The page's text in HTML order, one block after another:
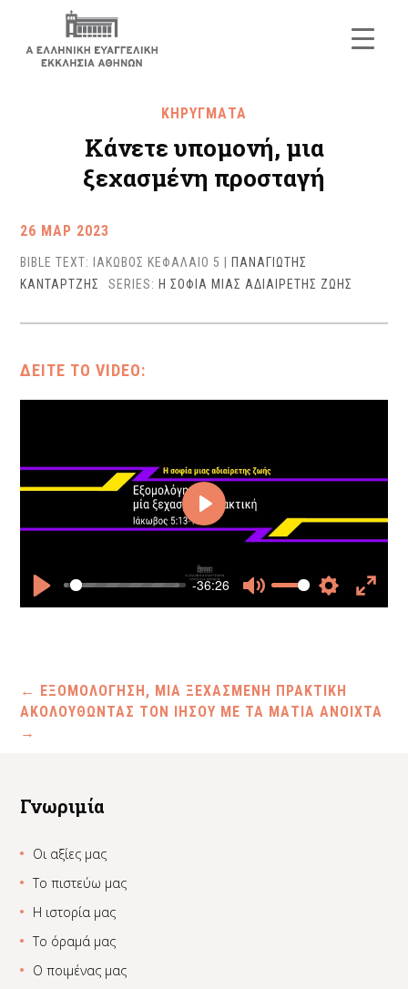
ΚΗΡΥΓΜΑΤΑ
Κάνετε υπομονή, μια
ξεχασμένη προσταγή
26 ΜΑΡ 2023
BIBLE TEXT: ΙΑΚΩΒΟΣ ΚΕΦΑΛΑΙΟ 5
ΠΑΝΑΓΙΩΤΗΣ
ΚΑΝΤΑΡΤΖΗΣ
SERIES: Η ΣΟΦΙΑ ΜΙΑΣ ΑΔΙΑΙΡΕΤΗΣ ΖΩΗΣ
Play
-36:26
Mute
SettingsEnter
Play
← ΕΞΟΜΟΛΟΓΗΣΗ, ΜΙΑ ΞΕΧΑΣΜΕΝΗ ΠΡΑΚΤΙΚΗ
ΑΚΟΛΟΥΘΩΝΤΑΣ ΤΟΝ ΙΗΣΟΥ ΜΕ ΤΑ ΜΑΤΙΑ ΑΝΟΙΧΤΑ
→
Γνωριμία
Οι αξίες μας
Το πιστεύω μας
Η ιστορία μας
Το όραμά μας
Ο ποιμένας μας